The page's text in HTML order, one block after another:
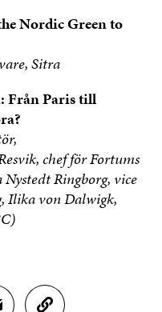
Nordic Green to
Sitra
Från Paris till
chef för Fortums
Ringborg, vice
Ilika von Dalwigk,